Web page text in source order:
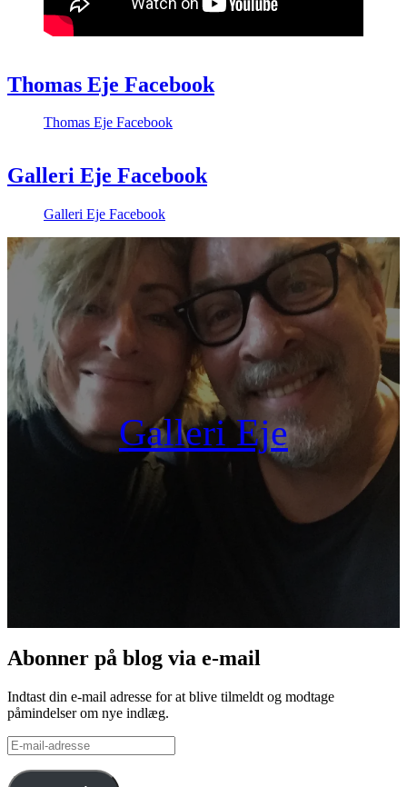
Thomas Eje Facebook
Thomas Eje Facebook
Galleri Eje Facebook
Galleri Eje Facebook
Galleri Eje
Abonner på blog via e-mail
Indtast din e-mail adresse for at blive tilmeldt og modtage
påmindelser om nye indlæg.
E-
mail-
adresse